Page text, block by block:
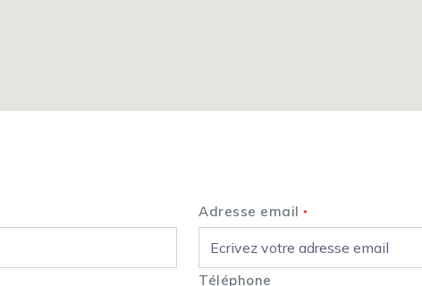
Adresse email *
Téléphone